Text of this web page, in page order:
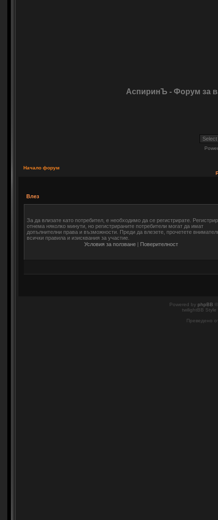
АспиринЪ - Форум за
Начало форум
Влез
За да влизате като потребител, е необходимо да се регистрирате.
отнема няколко минути, но регистрираните потребители могат да имат
допълнителни права и възможности. Преди да влезете, прочетете
всички правила и изисквания за участие.
Условия за ползване | Поверителност
Powered by phpBB
twilightBB
Преведено